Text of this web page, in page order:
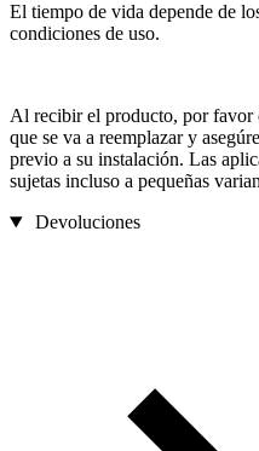
El tiempo de vida depende de
condiciones de uso.
Al recibir el producto, por favor
que se va a reemplazar y
previo a su instalación. Las
sujetas incluso a pequeñas
Devoluciones